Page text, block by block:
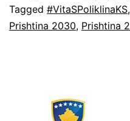
Tagged #VitaSPoliklinaKS,
Prishtina 2030, Prishtina